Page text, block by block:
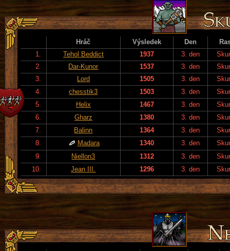
Hráč Výsledek Den
1.
Tehol Beddict 1937 3. den
2.
Dar-Kunor 1537 3. den
3.
Lord 1505 3. den
4.
chesstik3 1503 3. den
5.
Helix 1467 3. den
6.
Gharz 1380 3. den
7.
Balinn 1364 3. den
8.
Madara 1340 3. den
9.
Niellon3 1312 3. den
10.
Jean III. 1296 3. den